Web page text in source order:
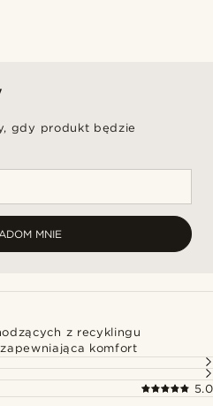
gdy produkt będzie
MNIE
z recyklingu
komfort
5.0